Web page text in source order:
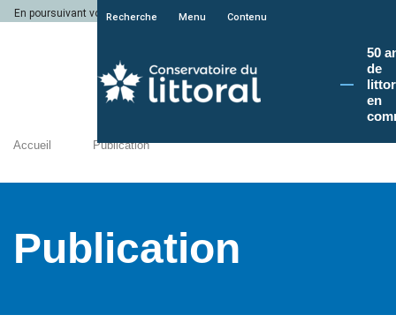
En poursuivant votre navigation sur le site du Conservatoire du littoral, vous
Recherche Menu Contenu
50
de
en
Accueil Publication
Publication